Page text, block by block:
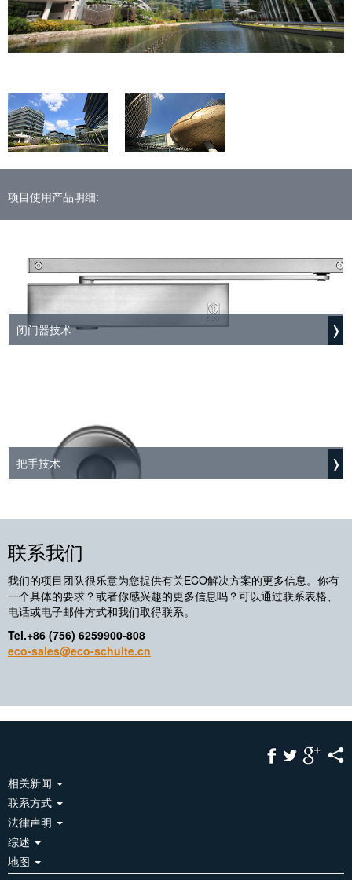
项目使用产品明细:
闭门器技术
把手技术
联系我们
我们的项目团队很乐意为您提供有关ECO解决方案的更多信息。你有
一个具体的要求？或者你感兴趣的更多信息吗？可以通过联系表格、
电话或电子邮件方式和我们取得联系。
Tel.+86 (756) 6259900-808
eco-sales@eco-schulte.cn
相关新闻
联系方式
法律声明
综述
地图